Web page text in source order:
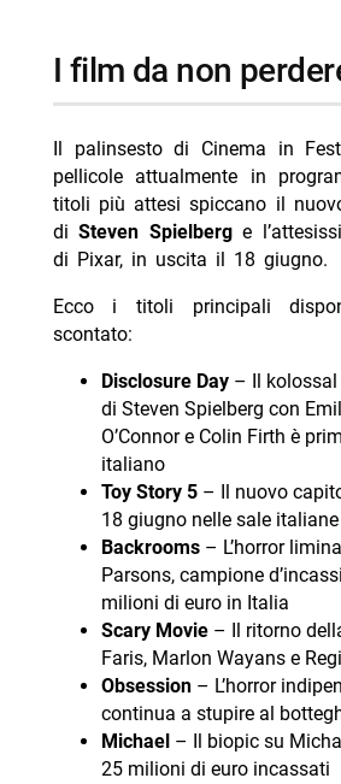
I film da non
Il palinsesto di Cinema in
pellicole attualmente in
titoli più attesi spiccano il
diSteven Spielberge
di Pixar, in uscita il 18 giugno.
Ecco i titoli principali
scontato:
Disclosure Day– Il kolossal
di Steven Spielberg con
O’Connor e Colin Firth è
italiano
Toy Story 5– Il nuovo
18 giugno nelle sale italiane
Backrooms– L’horror
Parsons, campione
milioni di euro in Italia
Scary Movie– Il ritorno
Faris, Marlon Wayans e
Obsession– L’horror
continua a stupire al
Michael– Il biopic su
25 milioni di euro incassati